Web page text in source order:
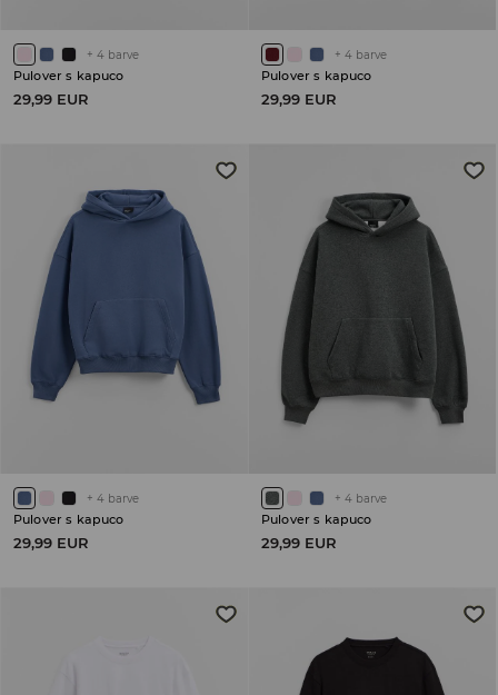
+ 4 barve
Pulover s kapuco
29,99 EUR
+ 4 barve
Pulover s kapuco
29,99 EUR
+ 4 barve
Pulover s kapuco
29,99 EUR
+ 4 barve
Pulover s kapuco
29,99 EUR